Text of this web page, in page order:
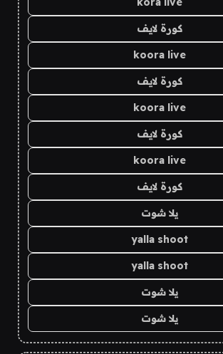
كورة لايف
koora live
كورة لايف
koora live
كورة لايف
koora live
كورة لايف
يلا شوت
yalla shoot
yalla shoot
يلا شوت
يلا شوت